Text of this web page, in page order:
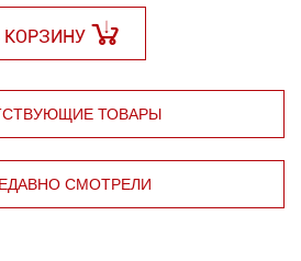
КОРЗИНУ
ТОВАРЫ
СМОТРЕЛИ